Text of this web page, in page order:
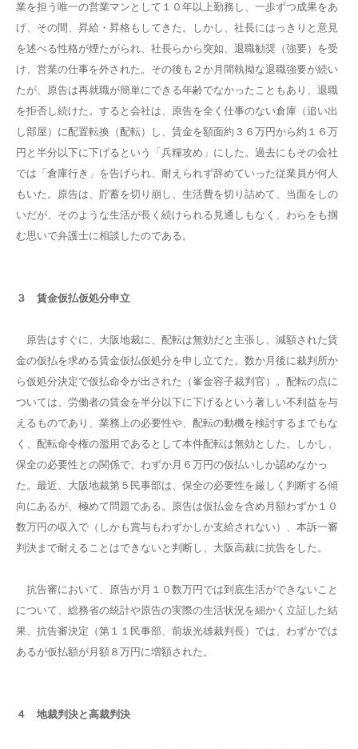
業を担う唯一の営業マンとして１０年以上勤務し、一歩ずつ成果をあ
げ、その間、昇給・昇格もしてきた。しかし、社長にはっきりと意見
を述べる性格が煙たがられ、社長らから突如、退職勧奨（強要）を受
け、営業の仕事を外された。その後も２か月間執拗な退職強要が続い
たが、原告は再就職が簡単にできる年齢でなかったこともあり、退職
を拒否し続けた。すると会社は、原告を全く仕事のない倉庫（追い出
し部屋）に配置転換（配転）し、賃金を額面約３６万円から約１６万
円と半分以下に下げるという「兵糧攻め」にした。過去にもその会社
では「倉庫行き」を告げられ、耐えられず辞めていった従業員が何人
もいた。原告は、貯蓄を切り崩し、生活費を切り詰めて、当面をしの
いだが、そのような生活が長く続けられる見通しもなく、わらをも掴
む思いで弁護士に相談したのである。
３ 賃金仮払仮処分申立
原告はすぐに、大阪地裁に、配転は無効だと主張し、減額された賃
金の仮払を求める賃金仮払仮処分を申し立てた。数か月後に裁判所か
ら仮処分決定で仮払命令が出された（峯金容子裁判官）。配転の点に
ついては、労働者の賃金を半分以下に下げるという著しい不利益を与
えるものであり、業務上の必要性や、配転の動機を検討するまでもな
く、配転命令権の濫用であるとして本件配転は無効とした。しかし、
保全の必要性との関係で、わずか月６万円の仮払いしか認めなかっ
た。最近、大阪地裁第５民事部は、保全の必要性を厳しく判断する傾
向にあるが、極めて問題である。原告は仮払金を含め月額わずか１０
数万円の収入で（しかも賞与もわずかしか支給されない）、本訴一審
判決まで耐えることはできないと判断し、大阪高裁に抗告をした。
抗告審において、原告が月１０数万円では到底生活ができないこと
について、総務省の統計や原告の実際の生活状況を細かく立証した結
果、抗告審決定（第１１民事部、前坂光雄裁判長）では、わずかでは
あるが仮払額が月額８万円に増額された。
４ 地裁判決と高裁判決